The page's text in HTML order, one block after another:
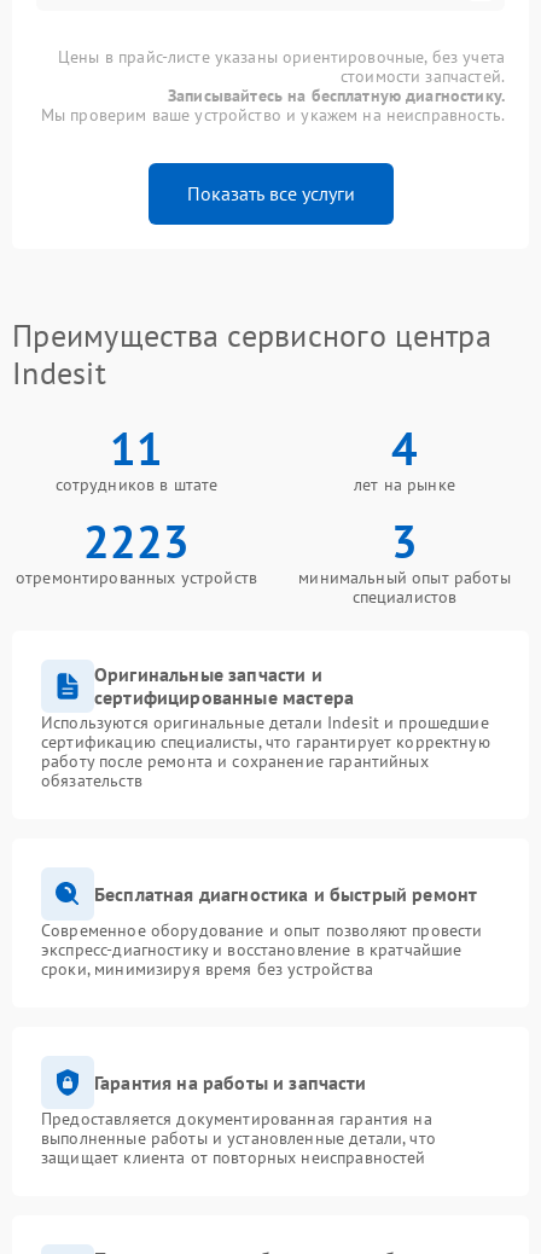
Цены в прайс-листе указаны ориентировочные, без учета
стоимости запчастей.
Записывайтесь на бесплатную диагностику.
Мы проверим ваше устройство и укажем на неисправность.
Показать все услуги
Преимущества сервисного центра
Indesit
11
сотрудников в штате
4
лет на рынке
2223
отремонтированных устройств
3
минимальный опыт работы
специалистов
Оригинальные запчасти и
сертифицированные мастера
Используются оригинальные детали Indesit и прошедшие
сертификацию специалисты, что гарантирует корректную
работу после ремонта и сохранение гарантийных
обязательств
Бесплатная диагностика и быстрый ремонт
Современное оборудование и опыт позволяют провести
экспресс-диагностику и восстановление в кратчайшие
сроки, минимизируя время без устройства
Гарантия на работы и запчасти
Предоставляется документированная гарантия на
выполненные работы и установленные детали, что
защищает клиента от повторных неисправностей